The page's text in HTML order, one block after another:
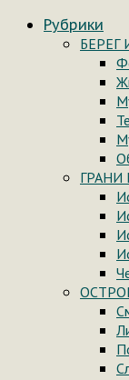
Рубрики
БЕРЕГ